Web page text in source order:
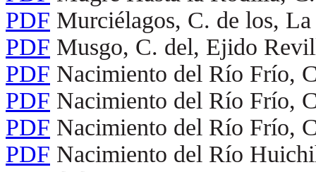
PDF Murciélagos, C. de los,
PDF Musgo, C. del, Ejido
PDF Nacimiento del Río Frío,
PDF Nacimiento del Río Frío,
PDF Nacimiento del Río Frío,
PDF Nacimiento del Río